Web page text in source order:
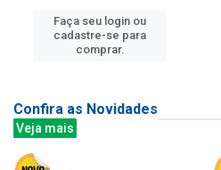
Faça seu login ou
cadastre-se para
comprar.
Confira as Novidades
Veja mais